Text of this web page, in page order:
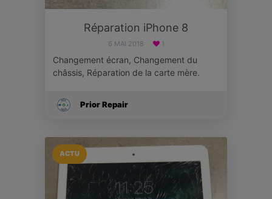
Réparation iPhone 8
6 MAI 2018 1
Changement écran, Changement du
châssis, Réparation de la carte mère.
Prior Repair
ACTU